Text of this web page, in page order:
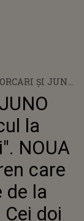
ȘI JUNO
PUBLICUL LA
"CABLURI".
VINE CU UN
ÎȚI RĂMÂNE
LA PRIMA
DOI
CAP LA
ENERGIE:
CONECTAȚI
CUM AM..."
la
NOUA
care
de la
Cei doi